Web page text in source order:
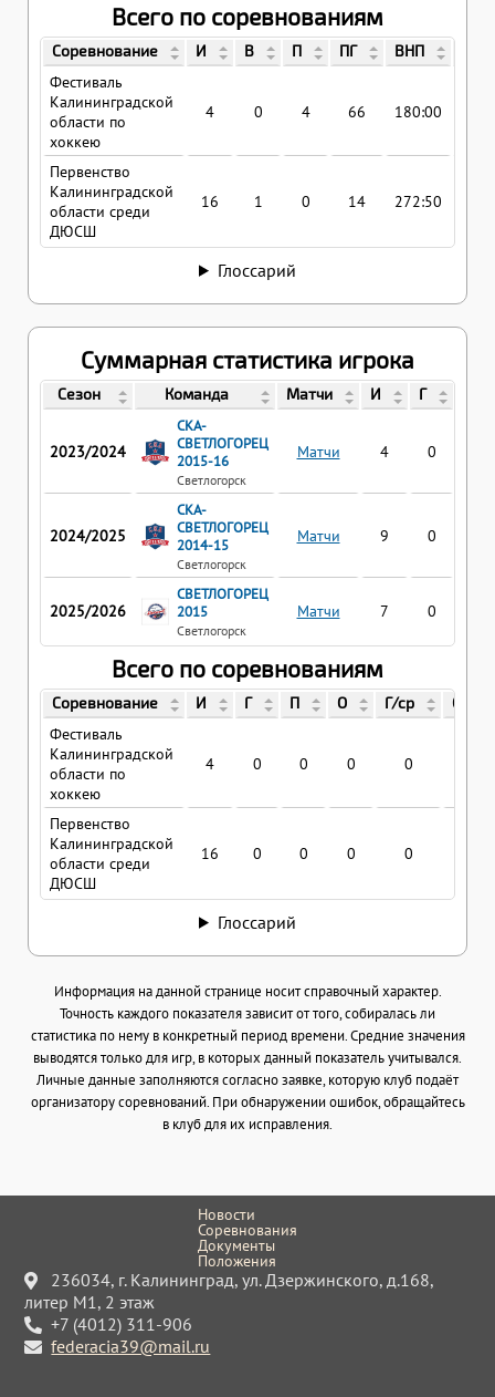
Всего по соревнованиям
Соревнование И В П ПГ ВНП
Фестиваль
Калининградской
области по
хоккею
4 0 4 66 180:00
Первенство
Калининградской
области среди
ДЮСШ
16 1 0 14 272:50
Глоссарий
Суммарная статистика игрока
Сезон Команда Матчи И Г
2023/2024
СКА-
СВЕТЛОГОРЕЦ
2015-16
Светлогорск
Матчи 4 0
2024/2025
СКА-
СВЕТЛОГОРЕЦ
2014-15
Светлогорск
Матчи 9 0
2025/2026
СВЕТЛОГОРЕЦ
2015
Светлогорск
Матчи 7 0
Всего по соревнованиям
Соревнование И Г П О Г/ср О/ср
Фестиваль
Калининградской
области по
хоккею
4 0 0 0 0
Первенство
Калининградской
области среди
ДЮСШ
16 0 0 0 0
Глоссарий
Информация на данной странице носит справочный характер.
Точность каждого показателя зависит от того, собиралась ли
статистика по нему в конкретный период времени. Средние значения
выводятся только для игр, в которых данный показатель учитывался.
Личные данные заполняются согласно заявке, которую клуб подаёт
организатору соревнований. При обнаружении ошибок, обращайтесь
в клуб для их исправления.
Новости
Соревнования
Документы
Положения
236034, г. Калининград, ул. Дзержинского, д.168,
литер М1, 2 этаж
+7 (4012) 311-906
federacia39@mail.ru